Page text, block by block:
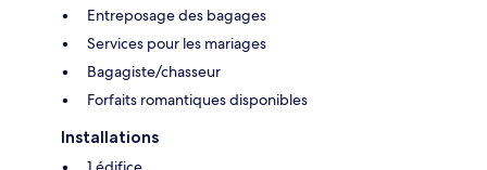
Entreposage des bagages
Services pour les mariages
Bagagiste/chasseur
Forfaits romantiques disponibles
Installations